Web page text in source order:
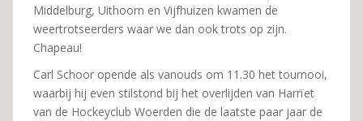
Middelburg, Uithoorn en Vijfhuizen kwamen de
weertrotseerders waar we dan ook trots op zijn.
Chapeau!
Carl Schoor opende als vanouds om 11.30 het tournooi,
waarbij hij even stilstond bij het overlijden van Harrïet
van de Hockeyclub Woerden die de laatste paar jaar de